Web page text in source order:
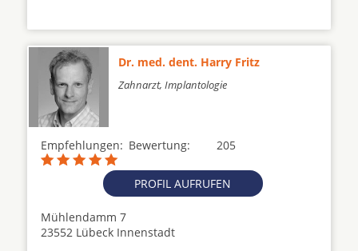
Dr. med. dent. Harry Fritz
Zahnarzt, Implantologie
Empfehlungen: 205
Bewertung:
PROFIL AUFRUFEN
Mühlendamm 7
23552 Lübeck Innenstadt